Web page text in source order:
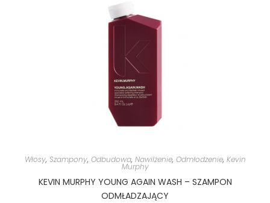
Włosy, Szampony, Odbudowa, Nawilżenie, Odmłodzenie, Kevin
Murphy
KEVIN MURPHY YOUNG AGAIN WASH – SZAMPON
ODMŁADZAJĄCY